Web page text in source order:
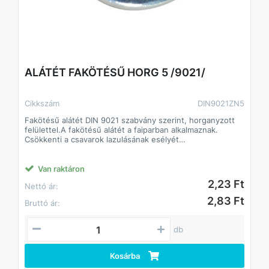
ALÁTÉT FAKÖTÉSŰ HORG 5 /9021/
Cikkszám
DIN9021ZN5
Fakötésű alátét DIN 9021 szabvány szerint, horganyzott
felülettel.A fakötésű alátét a faiparban alkalmaznak.
Csökkenti a csavarok lazulásának esélyét
Javítja a csavarok terhelhetőségét, így kisebb méretű
csavarok is megfelelő teljesítményt biztosíthatnak.
Van raktáron
Nettó ár:
2,23 Ft
Bruttó ár: 2,83 Ft
db
Kosárba